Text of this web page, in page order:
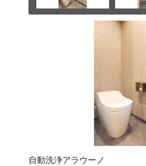
自動洗浄アラウーノ